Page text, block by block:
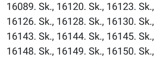
16089. Sk., 16120. Sk., 16123.
16126. Sk., 16128. Sk., 16130.
16143. Sk., 16144. Sk., 16145.
16148. Sk., 16149. Sk., 16150.